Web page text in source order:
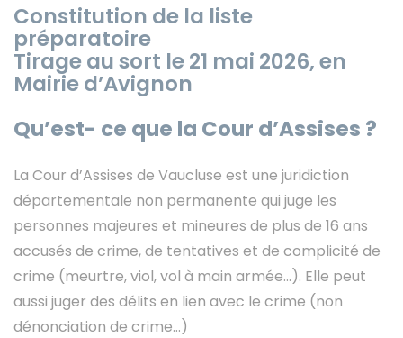
Constitution de la liste
préparatoire
Tirage au sort le 21 mai 2026, en
Mairie d’Avignon
Qu’est- ce que la Cour d’Assises ?
La Cour d’Assises de Vaucluse est une juridiction
départementale non permanente qui juge les
personnes majeures et mineures de plus de 16 ans
accusés de crime, de tentatives et de complicité de
crime (meurtre, viol, vol à main armée…). Elle peut
aussi juger des délits en lien avec le crime (non
dénonciation de crime…)